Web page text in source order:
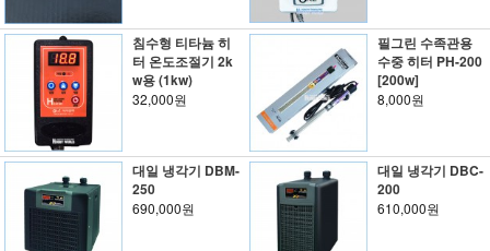
침수형 티타늄 히
터 온도조절기 2k
w용 (1kw)
32,000원
필그린 수족관용
수중 히터 PH-200
[200w]
8,000원
대일 냉각기 DBM-
250
690,000원
대일 냉각기 DBC-
200
610,000원